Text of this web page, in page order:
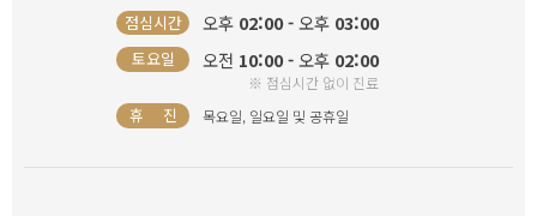
점심시간 오후 02:00 -오후 03:00
토요일 오전 10:00 -오후 02:00
※ 점심시간 없이 진료
휴 진 목요일, 일요일 및 공휴일